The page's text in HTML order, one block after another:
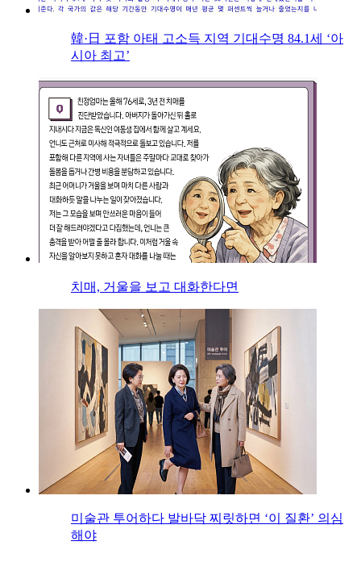
韓·日 포함 아태 고소득 지역 기대수명 84.1세 ‘아
시아 최고’
치매, 거울을 보고 대화한다면
미술관 투어하다 발바닥 찌릿하면 ‘이 질환’ 의심
해야